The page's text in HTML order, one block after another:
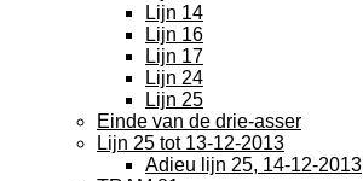
Lijn 14
Lijn 16
Lijn 17
Lijn 24
Lijn 25
Einde van de drie-asser
Lijn 25 tot 13-12-2013
Adieu lijn 25, 14-12-2013